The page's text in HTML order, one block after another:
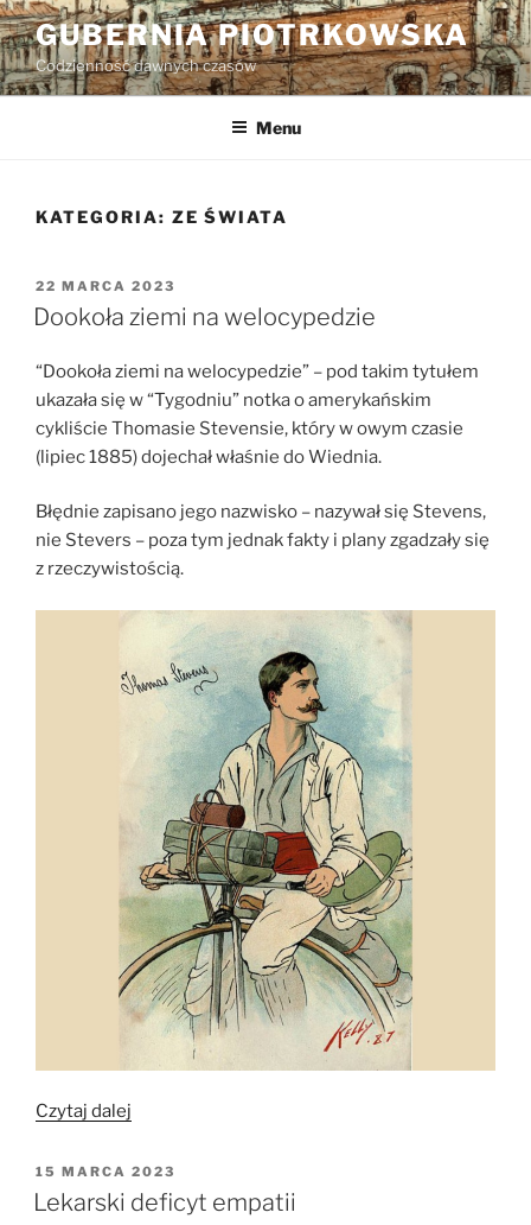
Przejdź
do
treści
GUBERNIA PIOTRKOWSKA
Codzienność dawnych czasów
Menu
KATEGORIA: ZE ŚWIATA
OPUBLIKOWANE
W
22 MARCA 2023
Dookoła ziemi na welocypedzie
“Dookoła ziemi na welocypedzie” – pod takim tytułem
ukazała się w “Tygodniu” notka o amerykańskim
cykliście Thomasie Stevensie, który w owym czasie
(lipiec 1885) dojechał właśnie do Wiednia.
Błędnie zapisano jego nazwisko – nazywał się Stevens,
nie Stevers – poza tym jednak fakty i plany zgadzały się
z rzeczywistością.
Czytaj dalej
na
welocypedzie”
OPUBLIKOWANE
W
15 MARCA 2023
Lekarski deficyt empatii